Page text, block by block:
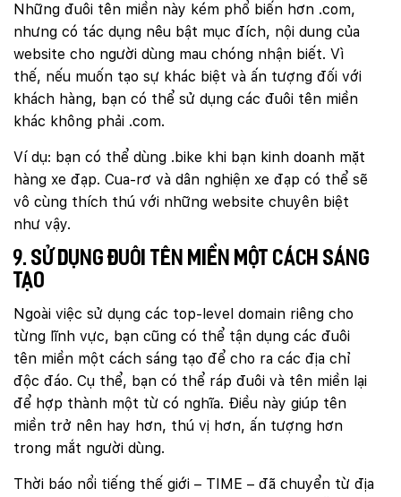
Những đuôi tên miền này kém phổ biến hơn .com,
nhưng có tác dụng nêu bật mục đích, nội dung của
website cho người dùng mau chóng nhận biết. Vì
thế, nếu muốn tạo sự khác biệt và ấn tượng đối với
khách hàng, bạn có thể sử dụng các đuôi tên miền
khác không phải .com.
Ví dụ: bạn có thể dùng .bike khi bạn kinh doanh mặt
hàng xe đạp. Cua-rơ và dân nghiện xe đạp có thể sẽ
vô cùng thích thú với những website chuyên biệt
như vậy.
9. Sử dụng đuôi tên miền một cách sáng
tạo
Ngoài việc sử dụng các top-level domain riêng cho
từng lĩnh vực, bạn cũng có thể tận dụng các đuôi
tên miền một cách sáng tạo để cho ra các địa chỉ
độc đáo. Cụ thể, bạn có thể ráp đuôi và tên miền lại
để hợp thành một từ có nghĩa. Điều này giúp tên
miền trở nên hay hơn, thú vị hơn, ấn tượng hơn
trong mắt người dùng.
Thời báo nổi tiếng thế giới – TIME – đã chuyển từ địa